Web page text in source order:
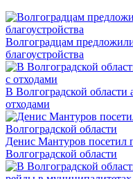
Волгоградцам
благоустройства
В Волгоградской области
отходами
Денис Мантуров
Волгоградской области